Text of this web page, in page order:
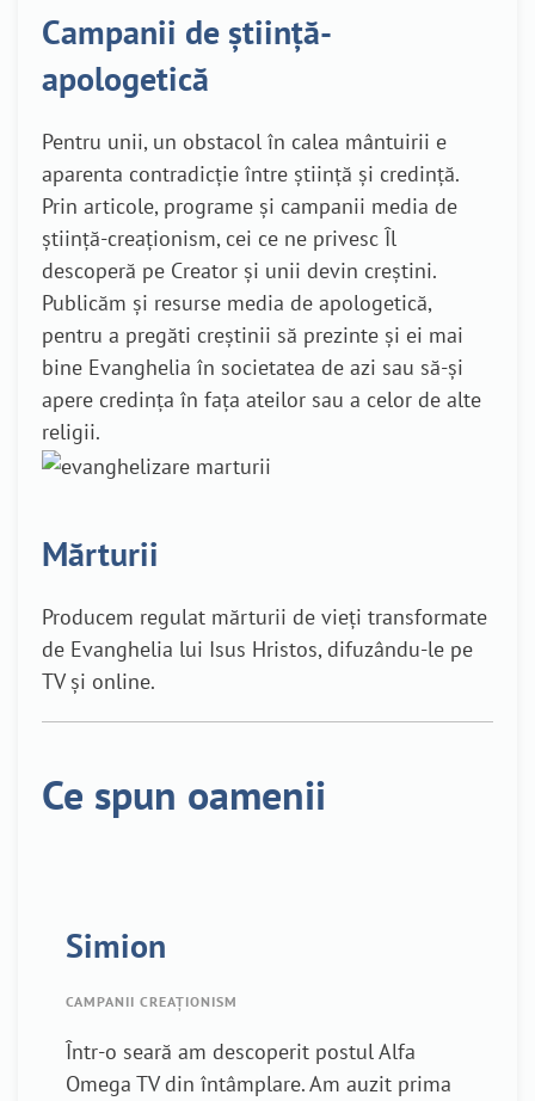
Campanii de știință-
apologetică
Pentru unii, un obstacol în calea mântuirii e
aparenta contradicție între știință și credință.
Prin articole, programe și campanii media de
știință-creaționism, cei ce ne privesc Îl
descoperă pe Creator și unii devin creștini.
Publicăm și resurse media de apologetică,
pentru a pregăti creștinii să prezinte și ei mai
bine Evanghelia în societatea de azi sau să-și
apere credința în fața ateilor sau a celor de alte
religii.
Mărturii
Producem regulat mărturii de vieți transformate
de Evanghelia lui Isus Hristos, difuzându-le pe
TV și online.
Ce spun oamenii
am descoperit postul Alfa
din întâmplare. Am auzit prima
Eram într-o
început să